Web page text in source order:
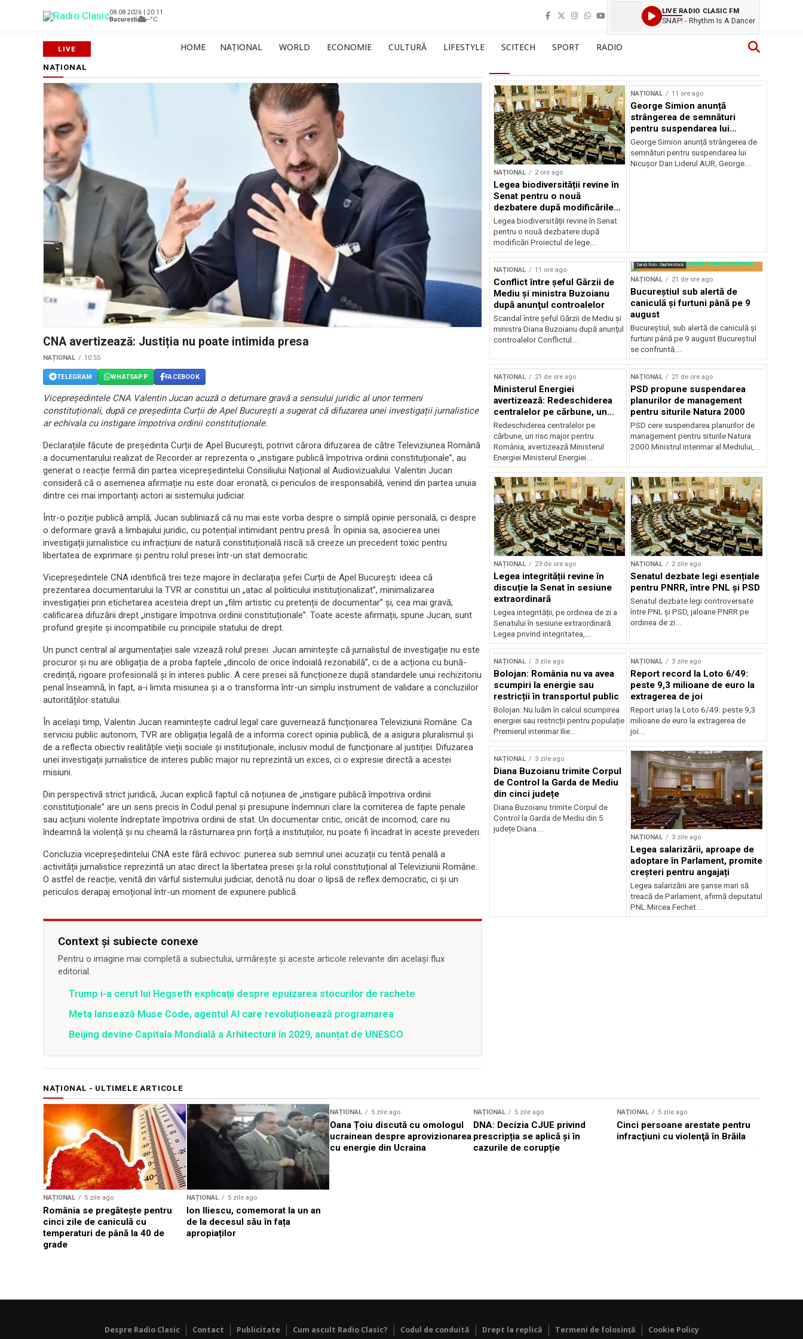
08.08.2026 | 20:11
Bucuresti
--°C
LIVE RADIO CLASIC FM
SNAP! - Rhythm Is A Dancer
HOME NAȚIONAL WORLD ECONOMIE CULTURĂ LIFESTYLE SCITECH SPORT RADIO
NAȚIONAL
CNA avertizează: Justiția nu poate intimida presa
NAȚIONAL 10:55
TELEGRAM WHATSAPP FACEBOOK
Vicepreședintele CNA Valentin Jucan acuză o deturnare gravă a sensului juridic al unor termeni
constituționali, după ce președinta Curții de Apel București a sugerat că difuzarea unei investigații jurnalistice
ar echivala cu instigare împotriva ordinii constituționale.
Declarațiile făcute de președinta Curții de Apel București, potrivit cărora difuzarea de către Televiziunea Română
a documentarului realizat de Recorder ar reprezenta o „instigare publică împotriva ordinii constituționale”, au
generat o reacție fermă din partea vicepreședintelui Consiliului Național al Audiovizualului. Valentin Jucan
consideră că o asemenea afirmație nu este doar eronată, ci periculos de iresponsabilă, venind din partea unuia
dintre cei mai importanți actori ai sistemului judiciar.
Într-o poziție publică amplă, Jucan subliniază că nu mai este vorba despre o simplă opinie personală, ci despre
o deformare gravă a limbajului juridic, cu potențial intimidant pentru presă. În opinia sa, asocierea unei
investigații jurnalistice cu infracțiuni de natură constituțională riscă să creeze un precedent toxic pentru
libertatea de exprimare și pentru rolul presei într-un stat democratic.
Vicepreședintele CNA identifică trei teze majore în declarația șefei Curții de Apel București: ideea că
prezentarea documentarului la TVR ar constitui un „atac al politicului instituționalizat”, minimalizarea
investigației prin etichetarea acesteia drept un „film artistic cu pretenții de documentar” și, cea mai gravă,
calificarea difuzării drept „instigare împotriva ordinii constituționale”. Toate aceste afirmații, spune Jucan, sunt
profund greșite și incompatibile cu principiile statului de drept.
Un punct central al argumentației sale vizează rolul presei. Jucan amintește că jurnalistul de investigație nu este
procuror și nu are obligația de a proba faptele „dincolo de orice îndoială rezonabilă”, ci de a acționa cu bună-
credință, rigoare profesională și în interes public. A cere presei să funcționeze după standardele unui rechizitoriu
penal înseamnă, în fapt, a-i limita misiunea și a o transforma într-un simplu instrument de validare a concluziilor
autorităților statului.
În același timp, Valentin Jucan reamintește cadrul legal care guvernează funcționarea Televiziunii Române. Ca
serviciu public autonom, TVR are obligația legală de a informa corect opinia publică, de a asigura pluralismul și
de a reflecta obiectiv realitățile vieții sociale și instituționale, inclusiv modul de funcționare al justiției. Difuzarea
unei investigații jurnalistice de interes public major nu reprezintă un exces, ci o expresie directă a acestei
misiuni.
Din perspectivă strict juridică, Jucan explică faptul că noțiunea de „instigare publică împotriva ordinii
constituționale” are un sens precis în Codul penal și presupune îndemnuri clare la comiterea de fapte penale
sau acțiuni violente îndreptate împotriva ordinii de stat. Un documentar critic, oricât de incomod, care nu
îndeamnă la violență și nu cheamă la răsturnarea prin forță a instituțiilor, nu poate fi încadrat în aceste prevederi.
Concluzia vicepreședintelui CNA este fără echivoc: punerea sub semnul unei acuzații cu tentă penală a
activității jurnalistice reprezintă un atac direct la libertatea presei și la rolul constituțional al Televiziunii Române.
O astfel de reacție, venită din vârful sistemului judiciar, denotă nu doar o lipsă de reflex democratic, ci și un
periculos derapaj emoțional într-un moment de expunere publică.
Context și subiecte conexe
Pentru o imagine mai completă a subiectului, urmărește și aceste articole relevante din același flux
editorial.
Trump i-a cerut lui Hegseth explicații despre epuizarea stocurilor de rachete
Meta lansează Muse Code, agentul AI care revoluționează programarea
Beijing devine Capitala Mondială a Arhitecturii în 2029, anunțat de UNESCO
NAȚIONAL 2 ore ago
Legea biodiversității revine în
Senat pentru o nouă
dezbatere după modificările
deputaților
Legea biodiversității revine în Senat
pentru o nouă dezbatere după
modificări Proiectul de lege...
NAȚIONAL 11 ore ago
George Simion anunță
strângerea de semnături
pentru suspendarea lui
Nicușor Dan
George Simion anunță strângerea de
semnături pentru suspendarea lui
Nicușor Dan Liderul AUR, George...
NAȚIONAL 11 ore ago
Conflict între şeful Gărzii de
Mediu şi ministra Buzoianu
după anunţul controalelor
Scandal între şeful Gărzii de Mediu şi
ministra Diana Buzoianu după anunţul
controalelor Conflictul...
Sursă foto: Shutterstock
NAȚIONAL 21 de ore ago
Bucureștiul sub alertă de
caniculă și furtuni până pe 9
august
Bucureștiul, sub alertă de caniculă și
furtuni până pe 9 august Bucureștiul
se confruntă...
NAȚIONAL 21 de ore ago
Ministerul Energiei
avertizează: Redeschiderea
centralelor pe cărbune, un
risc major pentru România
Redeschiderea centralelor pe
cărbune, un risc major pentru
România, avertizează Ministerul
Energiei Ministerul Energiei...
NAȚIONAL 21 de ore ago
PSD propune suspendarea
planurilor de management
pentru siturile Natura 2000
PSD cere suspendarea planurilor de
management pentru siturile Natura
2000 Ministrul interimar al Mediului,...
NAȚIONAL 23 de ore ago
Legea integrității revine în
discuție la Senat în sesiune
extraordinară
Legea integrității, pe ordinea de zi a
Senatului în sesiune extraordinară
Legea privind integritatea,...
NAȚIONAL 2 zile ago
Senatul dezbate legi esențiale
pentru PNRR, între PNL și PSD
Senatul dezbate legi controversate
între PNL și PSD, jaloane PNRR pe
ordinea de zi...
NAȚIONAL 3 zile ago
Bolojan: România nu va avea
scumpiri la energie sau
restricții în transportul public
Bolojan: Nu luăm în calcul scumpirea
energiei sau restricții pentru populație
Premierul interimar Ilie...
NAȚIONAL 3 zile ago
Report record la Loto 6/49:
peste 9,3 milioane de euro la
extragerea de joi
Report uriaș la Loto 6/49: peste 9,3
milioane de euro la extragerea de
joi...
NAȚIONAL 3 zile ago
Diana Buzoianu trimite Corpul
de Control la Garda de Mediu
din cinci județe
Diana Buzoianu trimite Corpul de
Control la Garda de Mediu din 5
județe Diana...
NAȚIONAL 3 zile ago
Legea salarizării, aproape de
adoptare în Parlament, promite
creșteri pentru angajați
Legea salarizării are șanse mari să
treacă de Parlament, afirmă deputatul
PNL Mircea Fechet...
NAȚIONAL - ULTIMELE ARTICOLE
NAȚIONAL 5 zile ago
România se pregătește pentru
cinci zile de caniculă cu
temperaturi de până la 40 de
grade
NAȚIONAL 5 zile ago
Ion Iliescu, comemorat la un an
de la decesul său în fața
apropiaților
NAȚIONAL 5 zile ago
Oana Țoiu discută cu omologul
ucrainean despre aprovizionarea
cu energie din Ucraina
NAȚIONAL 5 zile ago
DNA: Decizia CJUE privind
prescripția se aplică și în
cazurile de corupție
NAȚIONAL 5 zile ago
Cinci persoane arestate pentru
infracţiuni cu violenţă în Brăila
Despre Radio Clasic Contact Publicitate Cum ascult Radio Clasic? Codul de conduită Drept la replică Termeni de folosință Cookie Policy